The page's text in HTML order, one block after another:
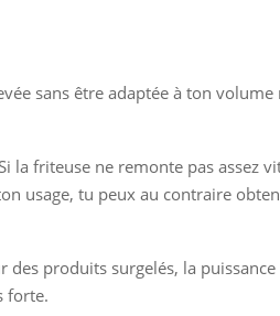
sans être adaptée à ton volume
la friteuse ne remonte pas assez
usage, tu peux au contraire
produits surgelés, la
forte.